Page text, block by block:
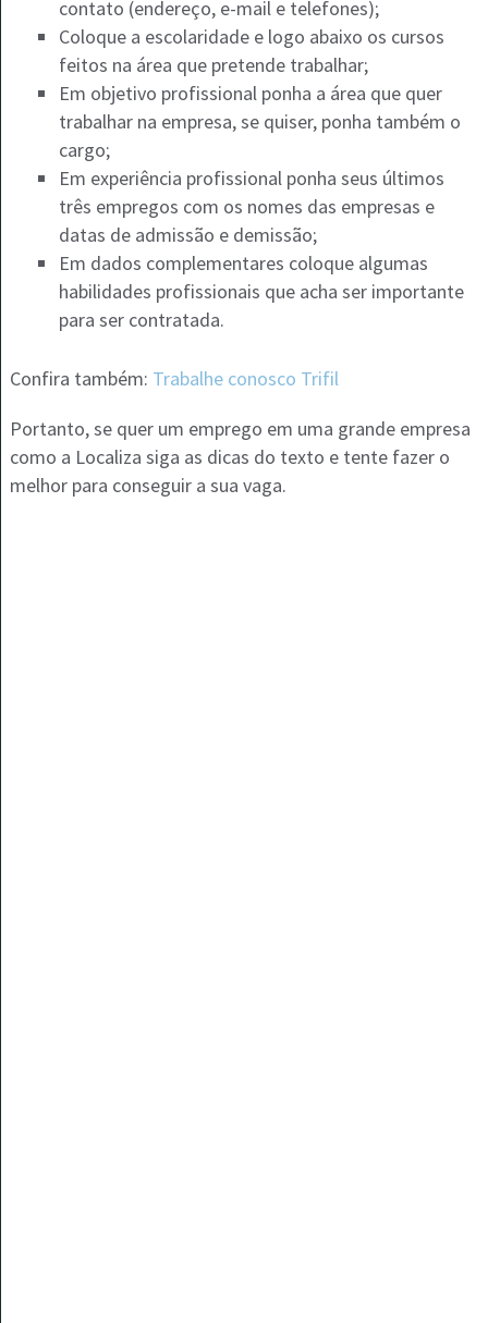
contato (endereço, e-mail e telefones);
Coloque a escolaridade e logo abaixo os cursos
feitos na área que pretende trabalhar;
Em objetivo profissional ponha a área que quer
trabalhar na empresa, se quiser, ponha também o
cargo;
Em experiência profissional ponha seus últimos
três empregos com os nomes das empresas e
datas de admissão e demissão;
Em dados complementares coloque algumas
habilidades profissionais que acha ser importante
para ser contratada.
Confira também: Trabalhe conosco Trifil
Portanto, se quer um emprego em uma grande empresa
como a Localiza siga as dicas do texto e tente fazer o
melhor para conseguir a sua vaga.